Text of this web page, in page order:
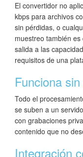
El convertidor no
kbps para archivos
sin pérdidas, o
muestreo también
salida a las
requisitos de una
Funciona
Todo el
se suben a un
con grabaciones
contenido que no
Integración